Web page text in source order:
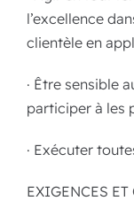
l’excellence
clientèle en
· Être sensible
participer à les
· Exécuter
EXIGENCES ET